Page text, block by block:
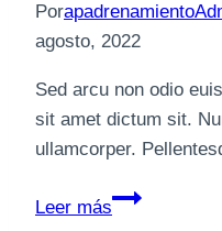
Por
agosto, 2022
Sed arcu non odio
sit amet dictum sit.
ullamcorper.
Leer más
Grant